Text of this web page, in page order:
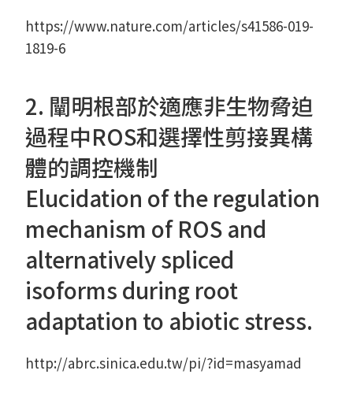
https://www.nature.com/articles/s41586-019-
1819-6
2. 闡明根部於適應非生物脅迫
過程中ROS和選擇性剪接異構
體的調控機制
Elucidation of the regulation
mechanism of ROS and
alternatively spliced
isoforms during root
adaptation to abiotic stress.
http://abrc.sinica.edu.tw/pi/?id=masyamad